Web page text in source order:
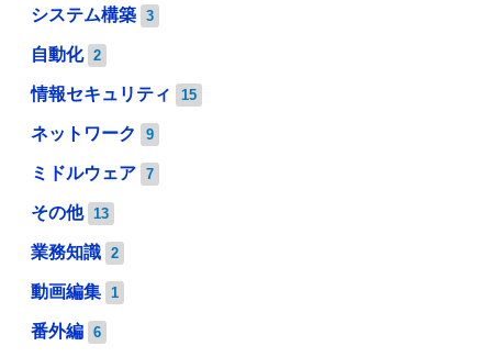
システム構築 3
自動化 2
情報セキュリティ 15
ネットワーク 9
ミドルウェア 7
その他 13
業務知識 2
動画編集 1
番外編 6